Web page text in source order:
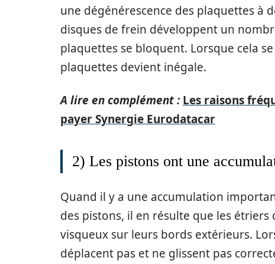
une dégénérescence des plaquettes à
disques de frein développent un
plaquettes se bloquent. Lorsque cela
plaquettes devient inégale.
A lire en complément : Les raisons
payer Synergie Eurodatacar
2) Les pistons ont une
Quand il y a une accumulation
des pistons, il en résulte que les
visqueux sur leurs bords extérieurs.
déplacent pas et ne glissent pas